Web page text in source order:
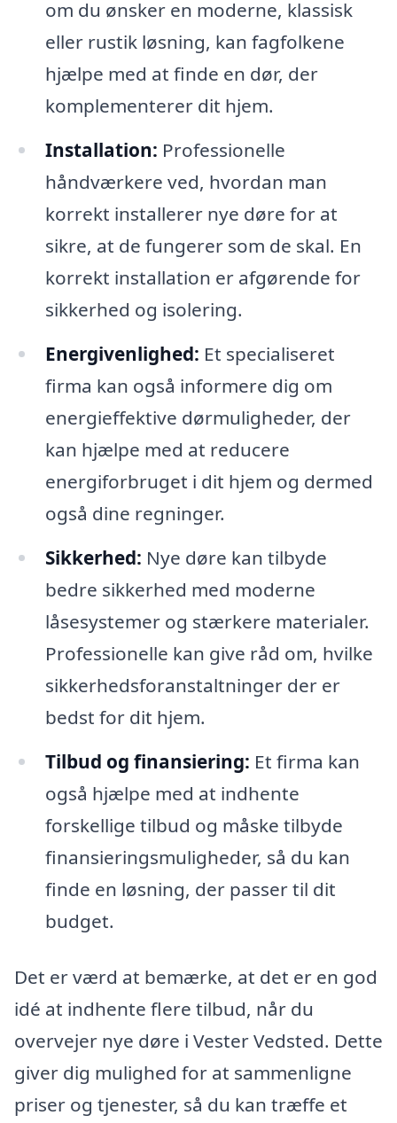
om du ønsker en moderne, klassisk
eller rustik løsning, kan fagfolkene
hjælpe med at finde en dør, der
komplementerer dit hjem.
Installation: Professionelle
håndværkere ved, hvordan man
korrekt installerer nye døre for at
sikre, at de fungerer som de skal. En
korrekt installation er afgørende for
sikkerhed og isolering.
Energivenlighed: Et specialiseret
firma kan også informere dig om
energieffektive dørmuligheder, der
kan hjælpe med at reducere
energiforbruget i dit hjem og dermed
også dine regninger.
Sikkerhed: Nye døre kan tilbyde
bedre sikkerhed med moderne
låsesystemer og stærkere materialer.
Professionelle kan give råd om, hvilke
sikkerhedsforanstaltninger der er
bedst for dit hjem.
Tilbud og finansiering: Et firma kan
også hjælpe med at indhente
forskellige tilbud og måske tilbyde
finansieringsmuligheder, så du kan
finde en løsning, der passer til dit
budget.
Det er værd at bemærke, at det er en god
idé at indhente flere tilbud, når du
overvejer nye døre i Vester Vedsted. Dette
giver dig mulighed for at sammenligne
priser og tjenester, så du kan træffe et